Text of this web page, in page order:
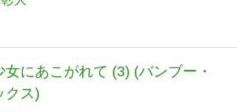
女にあこがれて (3) (バンブー・
クス)